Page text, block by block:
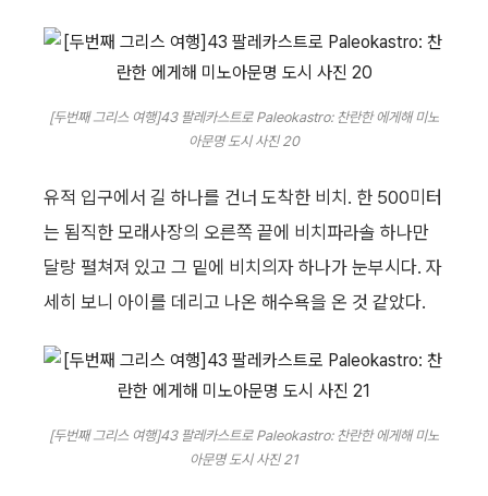
[두번째 그리스 여행]43 팔레카스트로 Paleokastro: 찬란한 에게해 미노
아문명 도시 사진 20
유적 입구에서 길 하나를 건너 도착한 비치. 한 500미터
는 됨직한 모래사장의 오른쪽 끝에 비치파라솔 하나만
달랑 펼쳐져 있고 그 밑에 비치의자 하나가 눈부시다. 자
세히 보니 아이를 데리고 나온 해수욕을 온 것 같았다.
[두번째 그리스 여행]43 팔레카스트로 Paleokastro: 찬란한 에게해 미노
아문명 도시 사진 21